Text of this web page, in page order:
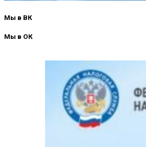
Мы в ВК
Мы в ОК